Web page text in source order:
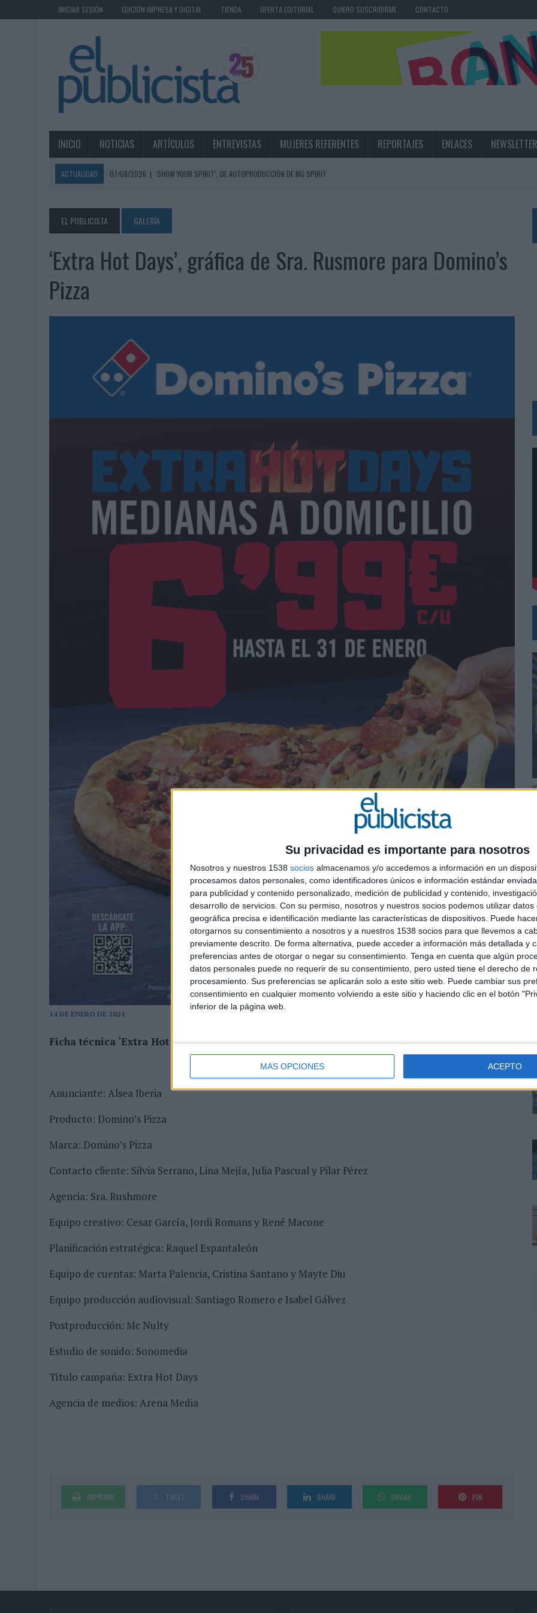
Su privacidad es importante para nosotros
Nosotros y nuestros 1538 socios almacenamos y/o accedemos a información en un
procesamos datos personales, como identificadores únicos e información estándar
para publicidad y contenido personalizado, medición de publicidad y contenido,
desarrollo de servicios. Con su permiso, nosotros y nuestros socios podemos utilizar datos
geográfica precisa e identificación mediante las características de dispositivos. Puede
otorgarnos su consentimiento a nosotros y a nuestros 1538 socios para que llevemos a
previamente descrito. De forma alternativa, puede acceder a información más detallada y
preferencias antes de otorgar o negar su consentimiento. Tenga en cuenta que algún
datos personales puede no requerir de su consentimiento, pero usted tiene el derecho de
procesamiento. Sus preferencias se aplicarán solo a este sitio web. Puede cambiar sus
consentimiento en cualquier momento volviendo a este sitio y haciendo clic en el botón
inferior de la página web.
MÁS OPCIONES ACEPTO
INICIAR SESIÓN EDICIÓN IMPRESA Y DIGITAL TIENDA OFERTA EDITORIAL QUIERO SUSCRIBIRME CONTACTO
INICIO NOTICIAS ARTÍCULOS ENTREVISTAS MUJERES REFERENTES REPORTAJES ENLACES NEWSLETTER
ACTUALIDAD 07/08/2026 | ‘SHOW YOUR SPIRIT’, DE AUTOPRODUCCIÓN DE MG SPIRIT
MAHOU REIVINDICA EL RITUAL DE LA CAÑA EN EL DÍA INTERNACIONAL DE LA CERVEZA
07/08/2026 | MG SPIRIT RELANZA SU MARCA CON UNA ESTRATEGIA 360º CENTRADA EN EL ORIGEN BARCELONÉS
07/08/2026
| PATRÓN CONVIERTE EL NUEVO SINGLE DE ARÓN PIPER EN UNA EXPERIENCIA DE MARCA EN IBIZA
07/08/2026
| EL VERANO PONE A PRUEBA LA ESTRATEGIA DIGITAL DE LAS MARCAS
07/08/2026
SIETE DE CADA DIEZ EMPRESAS ESPAÑOLAS NO INTEGRAN LA INFANCIA EN SU ESTRATEGIA
06/08/2026 | LA TELEVISIÓN SIGUE LIDERANDO EL CONSUMO DE MEDIOS EN VERANO Y SUPERA AL MÓVIL COMO DISPOSITIVO MÁS UTILIZADO
| EL USO DE LA IA GENERATIVA ALCANZA YA AL 62% DE LOS ESPAÑOLES
06/08/2026 | LA IA ESTÁ SUBIENDO EL LISTÓN DE LA CREATIVIDAD
BEON WORLDWIDE LANZA RAÍZ URBANA PARA TRANSFORMAR EL PATRIMONIO HISTÓRICO EN ACTIVOS CULTURALES Y ECONÓMICOS
05/08/2026 | FABRA COMUNICACIÓN INCORPORA A CASONÁ Y ASUME LA GESTIÓN DE SUS RELACIONES CON LOS MEDIOS
| LOPESAN HOTELS & RESORTS ACERCA EL PARAÍSO CANARIO EN SU ÚLTIMA CAMPAÑA INTERNACIONAL
| LUIS ARQUILLOS (BURGO DE ARIAS): “LA CONSTRUCCIÓN DE MARCA A LARGO PLAZO Y LA MEDICIÓN SON DOS CARAS DE LA MISMA
‘ALEXIA PUTELLAS X GALAXY Z FOLD8 – SIN LÍMITES’, DE CHEIL SPAIN PARA SAMSUNG ELECTRONICS IBERIA
EL PUBLICISTA GALERÍA
‘Extra Hot Days’, gráfica de Sra. Rusmore para Domino’s
Pizza
14 DE ENERO DE 2021
Ficha técnica ‘Extra Hot Days’
Anunciante: Alsea Iberia
Producto: Domino’s Pizza
Marca: Domino’s Pizza
Contacto cliente: Silvia Serrano, Lina Mejía, Julia Pascual y Pilar Pérez
Agencia: Sra. Rushmore
Equipo creativo: Cesar García, Jordi Romans y René Macone
Planificación estratégica: Raquel Espantaleón
Equipo de cuentas: Marta Palencia, Cristina Santano y Mayte Diu
Equipo producción audiovisual: Santiago Romero e Isabel Gálvez
Postproducción: Mc Nulty
Estudio de sonido: Sonomedia
Título campaña: Extra Hot Days
Agencia de medios: Arena Media
IMPRIMIR TWEET SHARE SHARE ENVIAR PIN